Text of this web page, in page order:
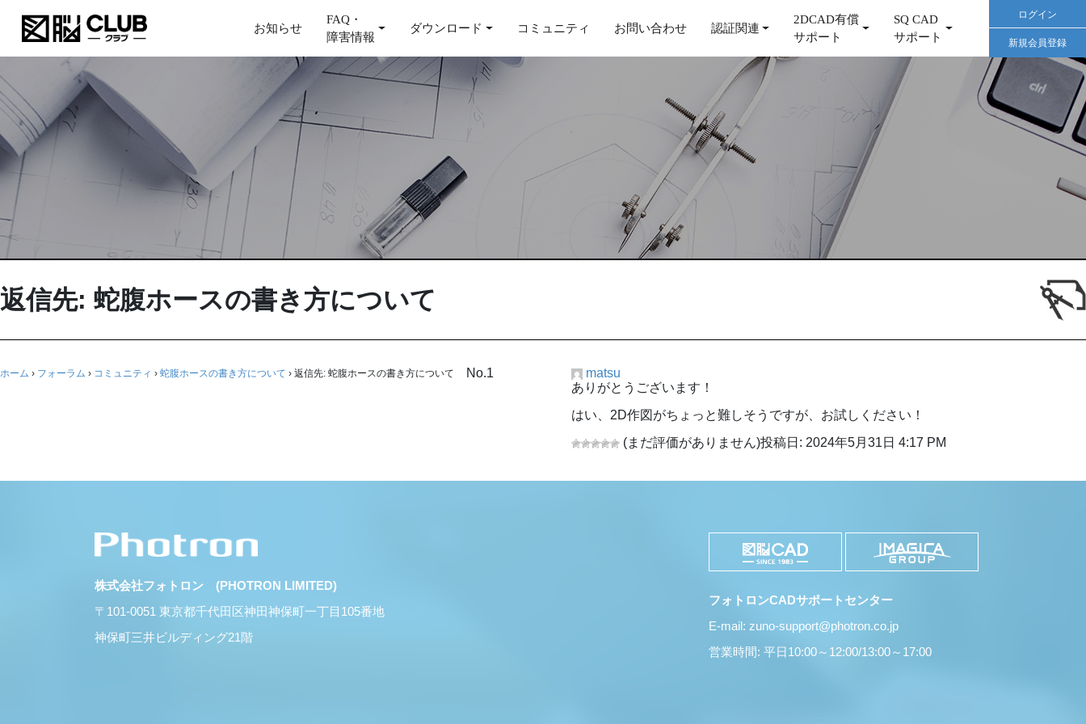
お知らせ
FAQ・
障害情報
ダウンロード コミュニティ お問い合わせ 認証関連
2DCAD有償
サポート
SQ CAD
サポート
ログイン
新規会員登録
返信先: 蛇腹ホースの書き方について
ホーム › フォーラム › コミュニティ › 蛇腹ホースの書き方について › 返信先: 蛇腹ホースの書き方について No.1
matsu
ありがとうございます！
はい、2D作図がちょっと難しそうですが、お試しください！
(まだ評価がありません)投稿日: 2024年5月31日 4:17 PM
株式会社フォトロン (PHOTRON LIMITED)
〒101-0051 東京都千代田区神田神保町一丁目105番地
神保町三井ビルディング21階
フォトロンCADサポートセンター
E-mail: zuno-support@photron.co.jp
営業時間: 平日10:00～12:00/13:00～17:00